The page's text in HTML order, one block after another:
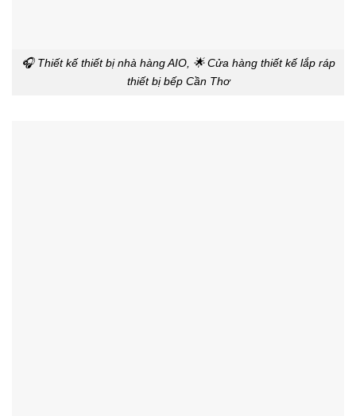
🎧 Thiết kế thiết bị nhà hàng AIO, 🌟 Cửa hàng thiết kế lắp ráp
thiết bị bếp Cần Thơ